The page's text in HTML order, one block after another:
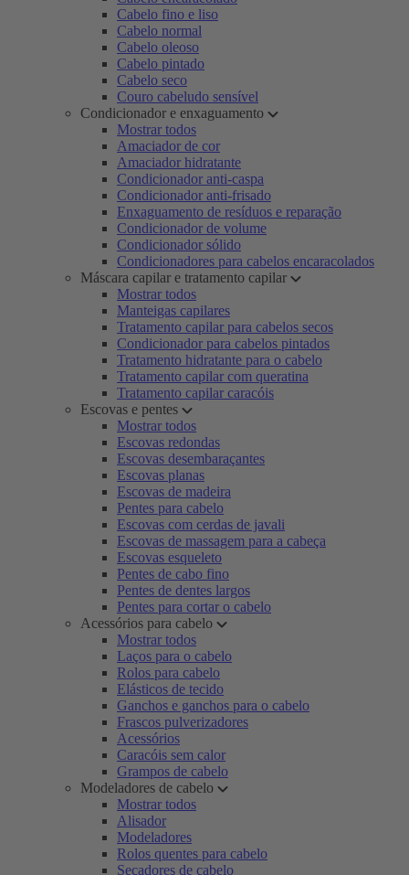
Cabelo fino e liso
Cabelo normal
Cabelo oleoso
Cabelo pintado
Cabelo seco
Couro cabeludo sensível
Condicionador e enxaguamento
Mostrar todos
Amaciador de cor
Amaciador hidratante
Condicionador anti-caspa
Condicionador anti-frisado
Enxaguamento de resíduos e reparação
Condicionador de volume
Condicionador sólido
Condicionadores para cabelos encaracolados
Máscara capilar e tratamento capilar
Mostrar todos
Manteigas capilares
Tratamento capilar para cabelos secos
Condicionador para cabelos pintados
Tratamento hidratante para o cabelo
Tratamento capilar com queratina
Tratamento capilar caracóis
Escovas e pentes
Mostrar todos
Escovas redondas
Escovas desembaraçantes
Escovas planas
Escovas de madeira
Pentes para cabelo
Escovas com cerdas de javali
Escovas de massagem para a cabeça
Escovas esqueleto
Pentes de cabo fino
Pentes de dentes largos
Pentes para cortar o cabelo
Acessórios para cabelo
Mostrar todos
Laços para o cabelo
Rolos para cabelo
Elásticos de tecido
Ganchos e ganchos para o cabelo
Frascos pulverizadores
Acessórios
Caracóis sem calor
Grampos de cabelo
Modeladores de cabelo
Mostrar todos
Alisador
Modeladores
Rolos quentes para cabelo
Secadores de cabelo